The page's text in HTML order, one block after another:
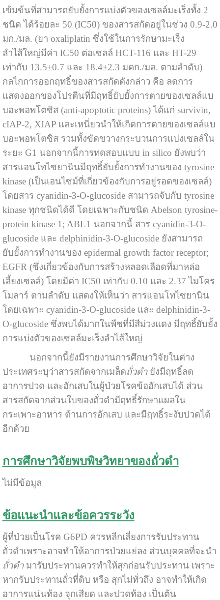
เข้มข้นที่สามารถยับยั้งการแบ่งตัวของเซลล์มะเร็งทั้ง 2
ชนิด ได้ร้อยละ 50 (IC50) ของสารสกัดอยู่ในช่วง 0.9-2.0
มก./มล. (ยา oxaliplatin ซึ่งใช้ในการรักษามะเร็ง
ลำไส้ใหญ่มีค่า IC50 ต่อเซลล์ HCT-116 และ HT-29
เท่ากับ 13.5±0.7 และ 18.4±2.3 มคก./มล. ตามลำดับ)
กลไกการออกฤทธิ์ของสารสกัดดังกล่าว คือ ลดการ
แสดงออกของโปรตีนที่มีฤทธิ์ยับยั้งการตายของเซลล์แบ
บอะพอพโตซิส (anti-apoptotic proteins) ได้แก่ survivin,
cIAP-2, XIAP และเหนี่ยวนำให้เกิดการตายของเซลล์แบ
บอะพอพโตซิส รวมทั้งขัดขวางกระบวนการแบ่งเซลล์ใน
ระยะ G1 นอกจากนี้การทดสอบแบบ in silico ยังพบว่า
สารแอนโทไซยานินมีฤทธิ์ยับยั้งการทำงานของ tyrosine
kinase (เป็นเอนไซม์ที่เกี่ยวข้องกับการอยู่รอดของเซลล์)
โดยสาร cyanidin-3-O-glucoside สามารถจับกับ tyrosine
kinase ทุกชนิดได้ดี โดยเฉพาะกับชนิด Abelson tyrosine-
protein kinase 1; ABL1 นอกจากนี้ สาร cyanidin-3-O-
glucoside และ delphinidin-3-O-glucoside ยังสามารถ
ยับยั้งการทำงานของ epidermal growth factor receptor;
EGFR (ซึ่งเกี่ยวข้องกับการสร้างหลอดเลือดที่มาหล่อ
เลี้ยงเซลล์) โดยมีค่า IC50 เท่ากับ 0.10 และ 2.37 ไมโคร
โมลาร์ ตามลำดับ แสดงให้เห็นว่า สารแอนโทไซยานิน
โดยเฉพาะ cyanidin-3-O-glucoside และ delphinidin-3-
O-glucoside ซึ่งพบได้มากในพืชที่มีสีม่วงแดง มีฤทธิ์ยับยั้ง
การแบ่งตัวของเซลล์มะเร็งลำไส้ใหญ่
นอกจากนี้ยังมีรายงานการศึกษาวิจัยในต่าง
ประเทศระบุว่าสารสกัดจากเมล็ดถั่วดำยังมีฤทธิ์ลด
อาการปวด และอักเสบในผู้ป่วยโรคข้ออักเสบได้ ส่วน
สารสกัดจากส่วนใบของถั่วดำมีฤทธิ์รักษาแผลใน
กระเพาะอาหาร ต้านการอักเสบ และมีฤทธิ์ระงับปวดได้
อีกด้วย
การศึกษาวิจัยพบพิษวิทยาของถั่วดำ
ไม่มีข้อมูล
ข้อแนะนำและข้อควรระวัง
ผู้ที่ป่วยเป็นโรค G6PD ควรหลีกเลี่ยงการรับประทาน
ถั่วดำเพราะอาจทำให้อาการป่วยแย่ลง ส่วนบุคคลที่จะนำ
ถั่วดำมารับประทานควรทำให้สุกก่อนรับประทาน เพราะ
หากรับประทานถั่วที่ดิบ หรือ สุกไม่ทั่วถึง อาจทำให้เกิด
อาการแน่นท้อง จุกเสียด และปวดท้อง เป็นต้น